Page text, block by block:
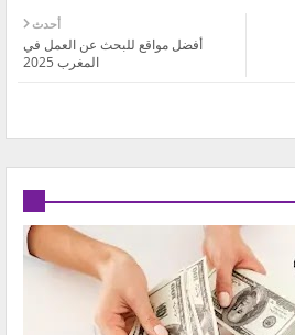
أحدث
أفضل مواقع للبحث عن العمل في
المغرب 2025